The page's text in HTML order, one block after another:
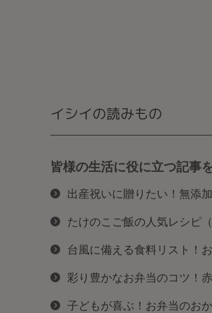
イシイの読みもの
皆様の生活に役に立つ記事
出産祝いに贈りたい！無添
たけのこご飯の人気レシピ
台風に備える食料リスト！
彩り豊かなお弁当のコツ！
子どもが喜ぶ！お弁当のお